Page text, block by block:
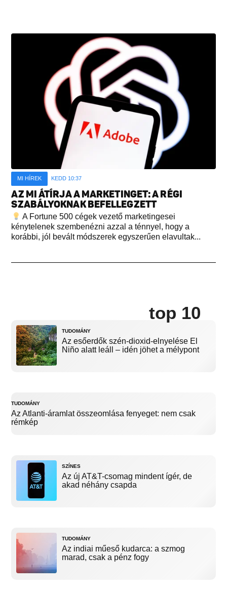
MI HÍREK KEDD 10:37
AZ MI ÁTÍRJA A MARKETINGET: A RÉGI
SZABÁLYOKNAK BEFELLEGZETT
A Fortune 500 cégek vezető marketingesei
kénytelenek szembenézni azzal a ténnyel, hogy a
korábbi, jól bevált módszerek egyszerűen elavultak...
top 10
TUDOMÁNY
Az esőerdők szén-dioxid-elnyelése El
Niño alatt leáll – idén jöhet a mélypont
TUDOMÁNY
Az Atlanti-áramlat összeomlása fenyeget: nem csak
rémkép
SZÍNES
Az új AT&T-csomag mindent ígér, de
akad néhány csapda
TUDOMÁNY
Az indiai műeső kudarca: a szmog
marad, csak a pénz fogy